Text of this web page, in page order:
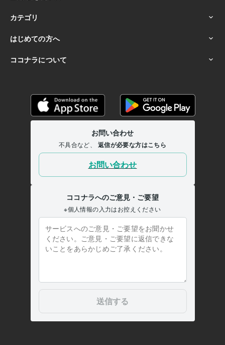
悩み相談・カウンセリング
仕事 悩み 退職
悩み 相談 解決